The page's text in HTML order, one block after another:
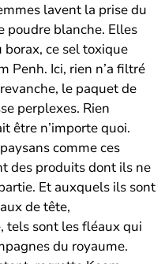
lavent la prise du
poudre blanche. Elles
borax, ce sel toxique
Penh. Ici, rien n’a filtré
le paquet de
perplexes. Rien
être n’importe quoi.
comme ces
des produits dont ils ne
Et auxquels ils sont
de tête,
tels sont les fléaux qui
du royaume.